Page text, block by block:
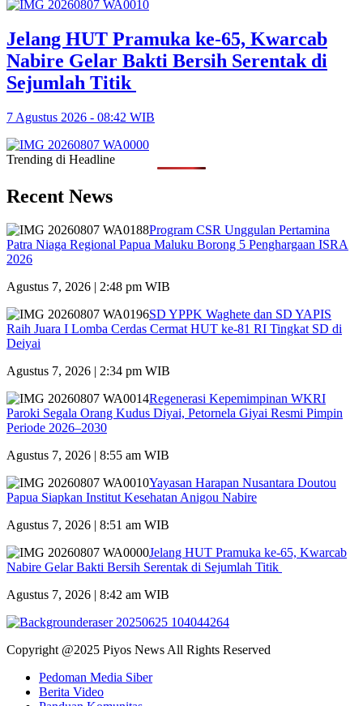
Jelang HUT Pramuka ke-65, Kwarcab
Nabire Gelar Bakti Bersih Serentak di
Sejumlah Titik
7 Agustus 2026 - 08:42 WIB
Trending di Headline
Recent News
Program CSR Unggulan Pertamina
Patra Niaga Regional Papua Maluku Borong 5 Penghargaan ISRA
2026
Agustus 7, 2026 | 2:48 pm WIB
SD YPPK Waghete dan SD YAPIS
Raih Juara I Lomba Cerdas Cermat HUT ke-81 RI Tingkat SD di
Deiyai
Agustus 7, 2026 | 2:34 pm WIB
Regenerasi Kepemimpinan WKRI
Paroki Segala Orang Kudus Diyai, Petornela Giyai Resmi Pimpin
Periode 2026–2030
Agustus 7, 2026 | 8:55 am WIB
Yayasan Harapan Nusantara Doutou
Papua Siapkan Institut Kesehatan Anigou Nabire
Agustus 7, 2026 | 8:51 am WIB
Jelang HUT Pramuka ke-65, Kwarcab
Nabire Gelar Bakti Bersih Serentak di Sejumlah Titik
Agustus 7, 2026 | 8:42 am WIB
Copyright @2025 Piyos News All Rights Reserved
Pedoman Media Siber
Berita Video